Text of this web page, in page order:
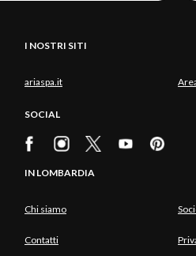
I NOSTRI SITI
ariaspa.it
SOCIAL
IN LOMBARDIA
Chi siamo
Contatti